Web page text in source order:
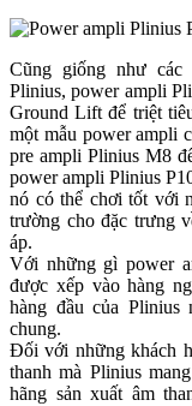
Cũng giống như các
Plinius, power ampli
Ground Lift để triệt
một mẫu power ampli
pre ampli Plinius M8
power ampli Plinius
nó có thể chơi tốt với
trường cho đặc trưng
áp.
Với những gì power
được xếp vào hàng
hàng đầu của
chung.
Đối với những khách
thanh mà Plinius
hãng sản xuất âm